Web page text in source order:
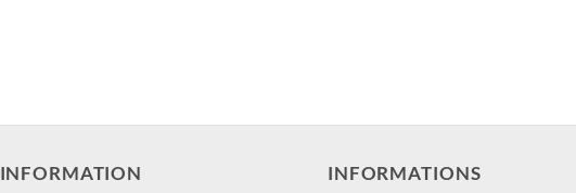
INFORMATION INFORMATIONS